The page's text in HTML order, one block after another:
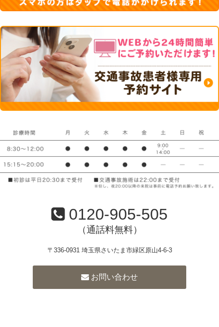
0120-905-505
（通話料無料）
〒336-0931 埼玉県さいたま市緑区原山4-6-3
お問い合わせ